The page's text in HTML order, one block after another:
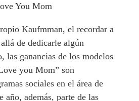
You Mom
Kaufmman, el recordar a
de dedicarle algún
las ganancias de los modelos
you Mom” son
sociales en el área de
año, además, parte de las